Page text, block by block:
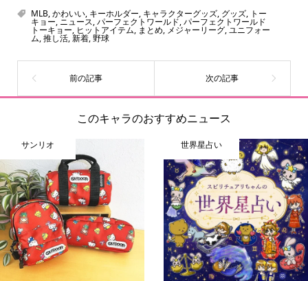
MLB,かわいい, キーホルダー, キャラクターグッズ, グッズ, トー
キョー, ニュース,パーフェクトワールド,パーフェクトワールド
トーキョー, ヒットアイテム, まとめ, メジャーリーグ,ユニフォー
ム,推し活,新着,野球
このキャラのおすすめニュース
サンリオ 世界星占い